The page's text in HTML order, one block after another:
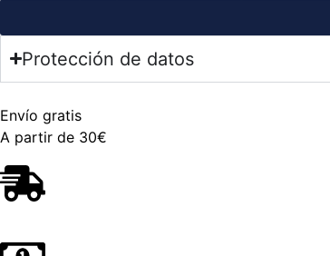
Protección de datos
Envío gratis
A partir de 30€